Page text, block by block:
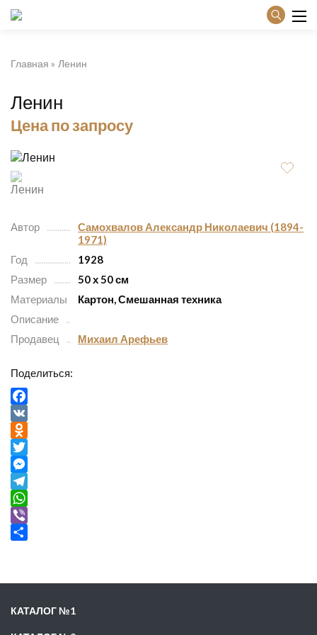
Главная Ленин
Ленин
Цена по запросу
Автор
Самохвалов Александр Николаевич (1894-
1971)
Год
1928
Размер
50 х 50 см
Материалы
Картон, Смешанная техника
Описание
Продавец
Михаил Арефьев
Поделиться:
Facebook
VK
Odnoklassniki
Twitter
Messenger
Telegram
WhatsApp
Viber
КАТАЛОГ №1